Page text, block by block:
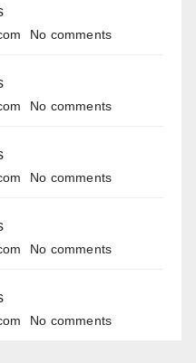
No comments
No comments
No comments
No comments
No comments